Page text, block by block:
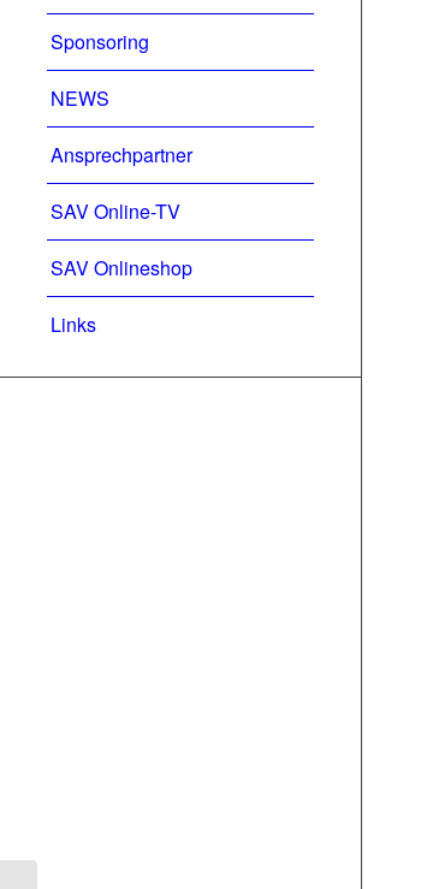
Sponsoring
NEWS
Ansprechpartner
SAV Online-TV
SAV Onlineshop
Links